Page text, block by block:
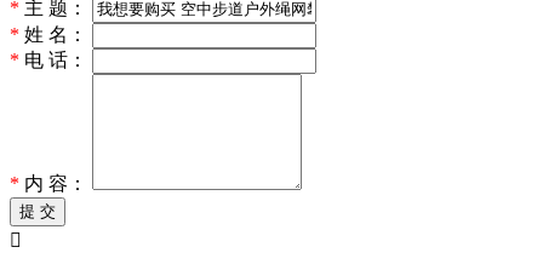
* 主 题：
* 姓 名：
* 电 话：
* 内 容：
提 交
